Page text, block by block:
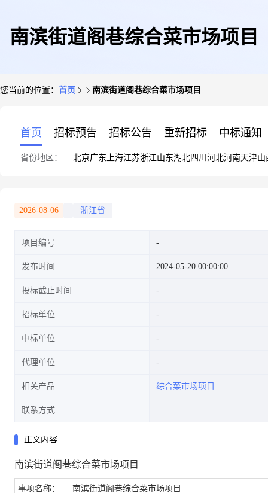
南滨街道阁巷综合菜市场项目
您当前的位置： 首页 南滨街道阁巷综合菜市场项目
首页 招标预告 招标公告 重新招标 中标通知
省份地区： 北京广东 上海江苏浙江山东湖北四川 河北河南天津山
2026-08-06 浙江省
项目编号
发布时间 2024-05-20 00:00:00
投标截止时间
招标单位
中标单位
代理单位
相关产品 综合菜市场项目
联系方式
正文内容
南滨街道阁巷综合菜市场项目
事项名称： 南滨街道阁巷综合菜市场项目